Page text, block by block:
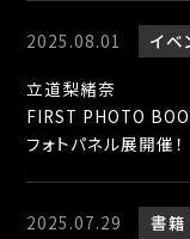
2025.08.01 イベ
立道梨緒奈
FIRST PHOTO
フォトパネル展開催！
2025.07.29
書籍